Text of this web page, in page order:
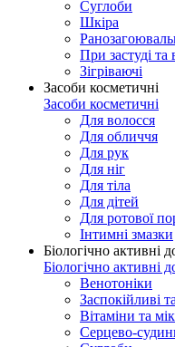
Суглоби
Шкіра
При застуді та
Зігріваючі
Засоби косметичні
Засоби косметичні
Для волосся
Для обличчя
Для рук
Для ніг
Для тіла
Для дітей
Для ротової
Інтимні змазки
Біологічно активні
Біологічно активні
Венотоніки
Заспокійливі
Вітаміни та
Серцево-